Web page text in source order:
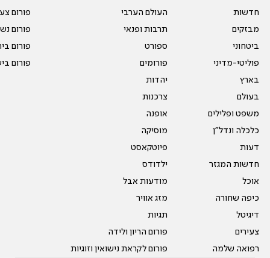
חדשות
מבזקים
ביטחוני
פוליטי-מדיני
בארץ
בעולם
משפט ופלילים
כלכלה ונדל"ן
דעות
חדשות המגזר
אוכל
כיפה שחורה
דיגיטל
צעירים
רפואה שלמה
העולם הערבי
תרבות ופנאי
ספורט
פורומים
יהדות
צרכנות
אופנה
מוסיקה
פיוטקאסט
ילדודס
מודעות אבל
מזג אוויר
תגיות
פורום הריון ולידה
פורום לקראת נישואין וזוגיות
פורום
פורום
פורום
פורום